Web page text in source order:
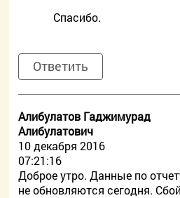
Спасибо.
Ответить
Алибулатов Гаджимурад
Алибулатович
10 декабря 2016
07:21:16
Доброе утро. Данные по
не обновляются сегодня.